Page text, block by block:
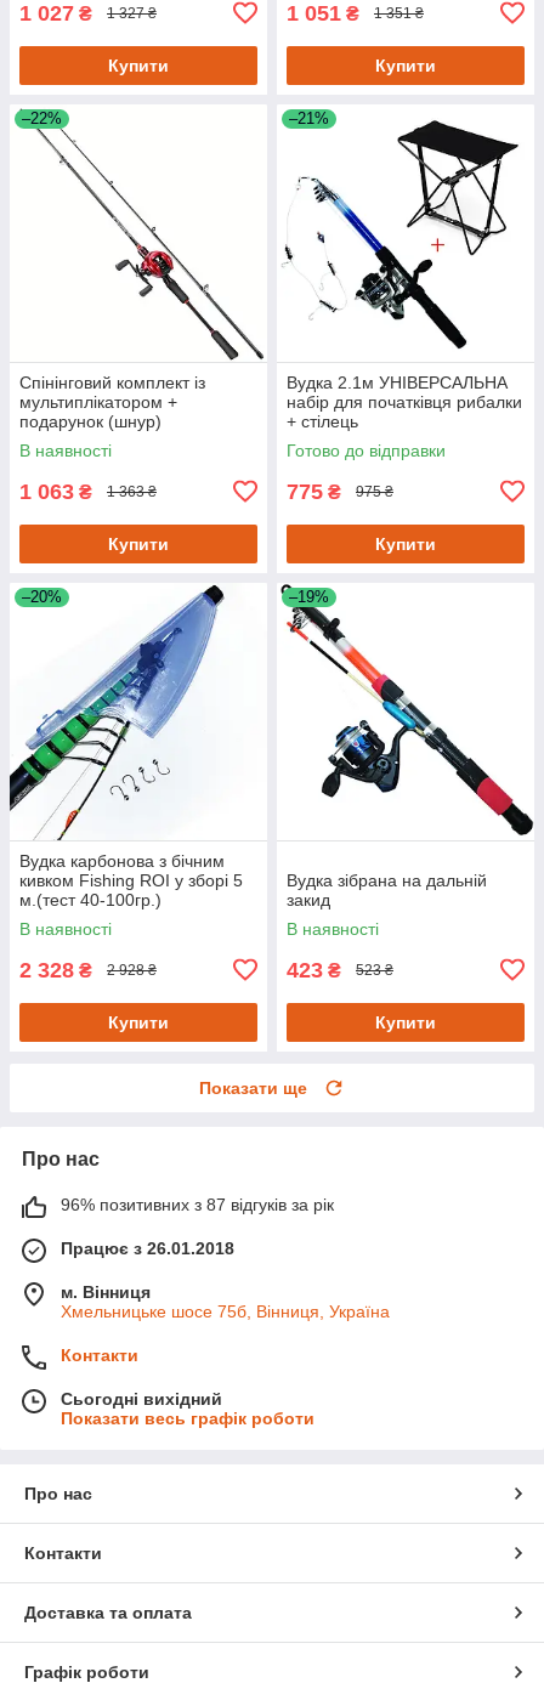
1 027 ₴ 1 327 ₴
Купити
1 051 ₴ 1 351 ₴
Купити
–22%
Спінінговий комплект із
мультиплікатором +
подарунок (шнур)
В наявності
1 063 ₴ 1 363 ₴
Купити
–21%
Вудка 2.1м УНІВЕРСАЛЬНА
набір для початківця рибалки
+ стілець
Готово до відправки
775 ₴ 975 ₴
Купити
–20%
Вудка карбонова з бічним
кивком Fishing ROI у зборі 5
м.(тест 40-100гр.)
В наявності
2 328 ₴ 2 928 ₴
Купити
–19%
Вудка зібрана на дальній
закид
В наявності
423 ₴ 523 ₴
Купити
Показати ще
Про нас
96% позитивних з 87 відгуків за рік
Працює з 26.01.2018
м. Вінниця
Хмельницьке шосе 75б, Вінниця, Україна
Контакти
Сьогодні вихідний
Показати весь графік роботи
Про нас
Контакти
Доставка та оплата
Графік роботи